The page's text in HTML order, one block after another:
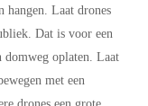
hangen. Laat drones
Dat is voor een
domweg oplaten. Laat
met een